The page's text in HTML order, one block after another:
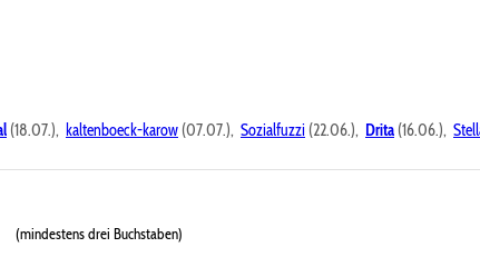
(18.07.), kaltenboeck-karow (07.07.), Sozialfuzzi (22.06.), Drita (16.06.),
(mindestens drei Buchstaben)